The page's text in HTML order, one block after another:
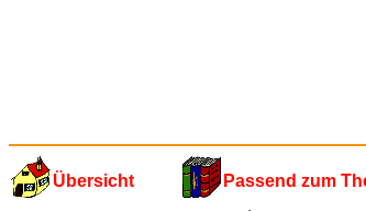
Übersicht Passend zum